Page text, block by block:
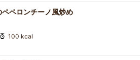
ペペロンチーノ風炒め
100 kcal